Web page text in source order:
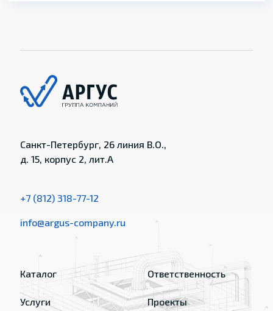
Санкт-Петербург, 26 линия В.О.,
д. 15, корпус 2, лит.А
+7 (812) 318-77-12
info@argus-company.ru
Каталог
Услуги
Ответственность
Проекты